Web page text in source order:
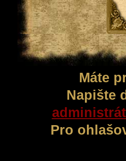
Máte
Napište
Pro